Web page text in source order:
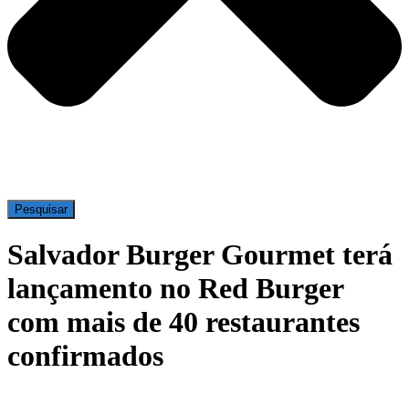
Pesquisar
Salvador Burger Gourmet terá
lançamento no Red Burger
com mais de 40 restaurantes
confirmados